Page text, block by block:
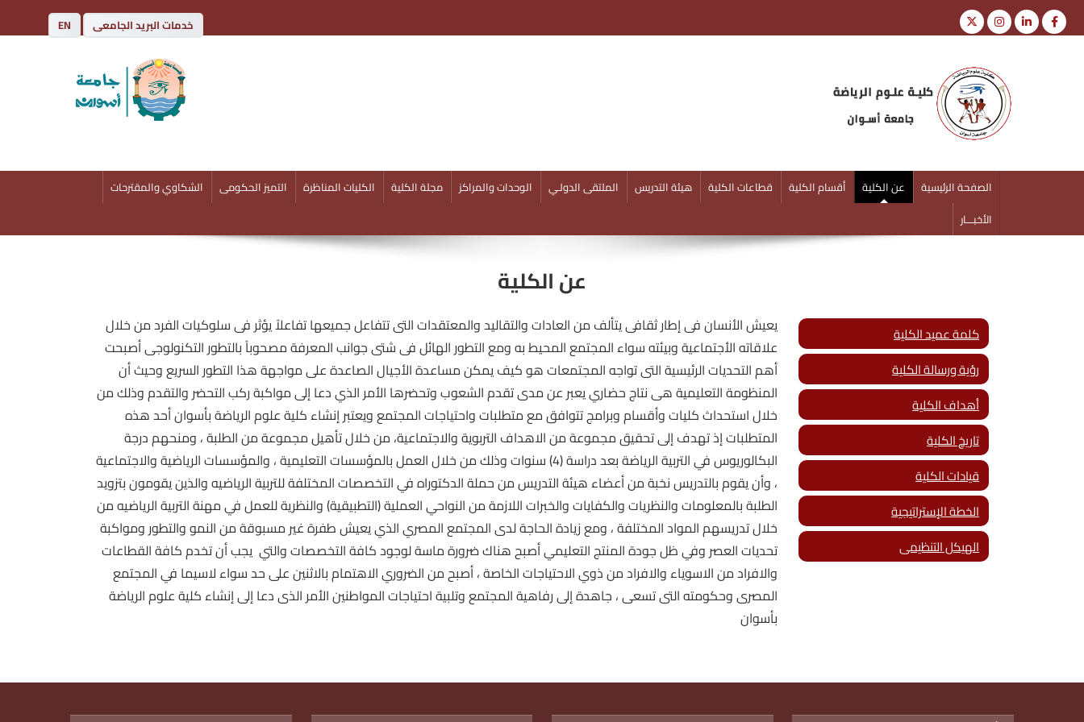
EN خدمات البريد الجامعى
كلية علوم الرياضة
الصفحة الرئيسية عن الكلية أقسام الكلية قطاعات الكلية هيئة التدريس الملتقى الدولـي الوحدات والمراكز مجلة الكلية الكليات المناظرة التميز الحكومى
الشكاوي والمقترحات
الأخبـــار
عن الكلية
يعيش الأنسان فى إطار ثقافى يتألف من العادات والتقاليد والمعتقدات التى تتفاعل جميعها تفاعلاً يؤثر فى سلوكيات الفرد من خلال
علاقاته الأجتماعية وبيئته سواء المجتمع المحيط به ومع التطور الهائل فى شتى جوانب المعرفة مصحوباً بالتطور التكنولوجى أصبحت
أهم التحديات الرئيسية التى تواجه المجتمعات هو كيف يمكن مساعدة الأجيال الصاعدة على مواجهة هذا التطور السريع وحيث أن
المنظومة التعليمية هى نتاج حضاري يعبر عن مدى تقدم الشعوب وتحضرها الأمر الذي دعا إلى مواكبة ركب التحضر والتقدم وذلك من
خلال استحداث كليات وأقسام وبرامج تتوافق مع متطلبات واحتياجات المجتمع ويعتبر إنشاء كلية علوم الرياضة بأسوان أحد هذه
المتطلبات إذ تهدف إلى تحقيق مجموعة من الاهداف التربوية والاجتماعية، من خلال تأهيل مجموعة من الطلبة ، ومنحهم درجة
البكالوريوس في التربية الرياضة بعد دراسة (4) سنوات وذلك من خلال العمل بالمؤسسات التعليمية ، والمؤسسات الرياضية والاجتماعية
، وأن يقوم بالتدريس نخبة من أعضاء هيئة التدريس من حملة الدكتوراه في التخصصات المختلفة للتربية الرياضيه والذين يقومون بتزويد
الطلبة بالمعلومات والنظريات والكفايات والخبرات اللازمة من النواحي العملية (التطبيقية) والنظرية للعمل في مهنة التربية الرياضيه من
خلال تدريسهم المواد المختلفة ، ومع زيادة الحاجة لدى المجتمع المصري الذي يعيش طفرة غير مسبوقة من النمو والتطور ومواكبة
تحديات العصر وفي ظل جودة المنتج التعليمي أصبح هناك ضرورة ماسة لوجود كافة التخصصات والتي يجب أن تخدم كافة القطاعات
والافراد من الاسوياء والافراد من ذوي الاحتياجات الخاصة ، أصبح من الضروري الاهتمام بالاثنين على حد سواء لاسيما في المجتمع
المصرى وحكومته التى تسعى ، جاهدة إلى رفاهية المجتمع وتلبية احتياجات المواطنين الأمر الذى دعا إلى إنشاء كلية علوم الرياضة
بأسوان
كلمة عميد الكلية
رؤية ورسالة الكلية
أهداف الكلية
تاريخ الكلية
قيادات الكلية
الخطة الإستراتيجية
الهيكل التنظيمى